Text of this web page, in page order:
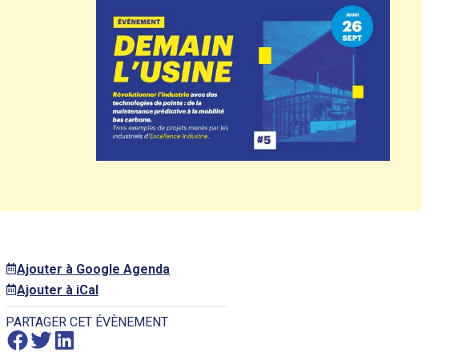
Ajouter à Google Agenda
Ajouter à iCal
PARTAGER CET ÉVÈNEMENT